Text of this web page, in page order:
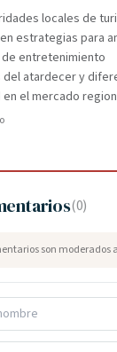
locales de
estrategias para
entretenimiento
atardecer y
en el mercado
(0)
son moderados